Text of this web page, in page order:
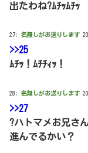
出たわね?ﾑﾁｯﾑﾁｯ
27: 名無しがお送りします
>>25
ﾑﾁｯ！ﾑﾁﾁｨｯ！
28: 名無しがお送りします
>>27
?ハトマメお兄さ
進んでるかい？